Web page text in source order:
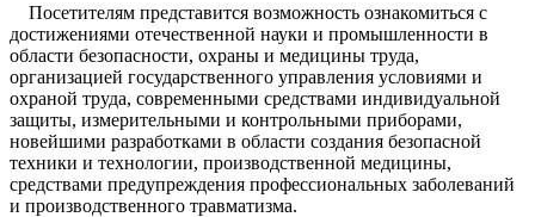
Посетителям представится возможность ознакомиться с
достижениями отечественной науки и промышленности в
области безопасности, охраны и медицины труда,
организацией государственного управления условиями и
охраной труда, современными средствами индивидуальной
защиты, измерительными и контрольными приборами,
новейшими разработками в области создания безопасной
техники и технологии, производственной медицины,
средствами предупреждения профессиональных заболеваний
и производственного травматизма.